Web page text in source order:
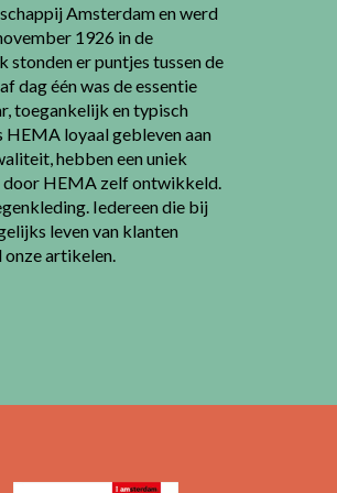
Amsterdam en werd
1926 in de
er puntjes tussen de
dag één was de essentie
toegankelijk en typisch
HEMA loyaal gebleven aan
hebben een uniek
door HEMA zelf ontwikkeld.
Iedereen die bij
leven van klanten
onze artikelen.